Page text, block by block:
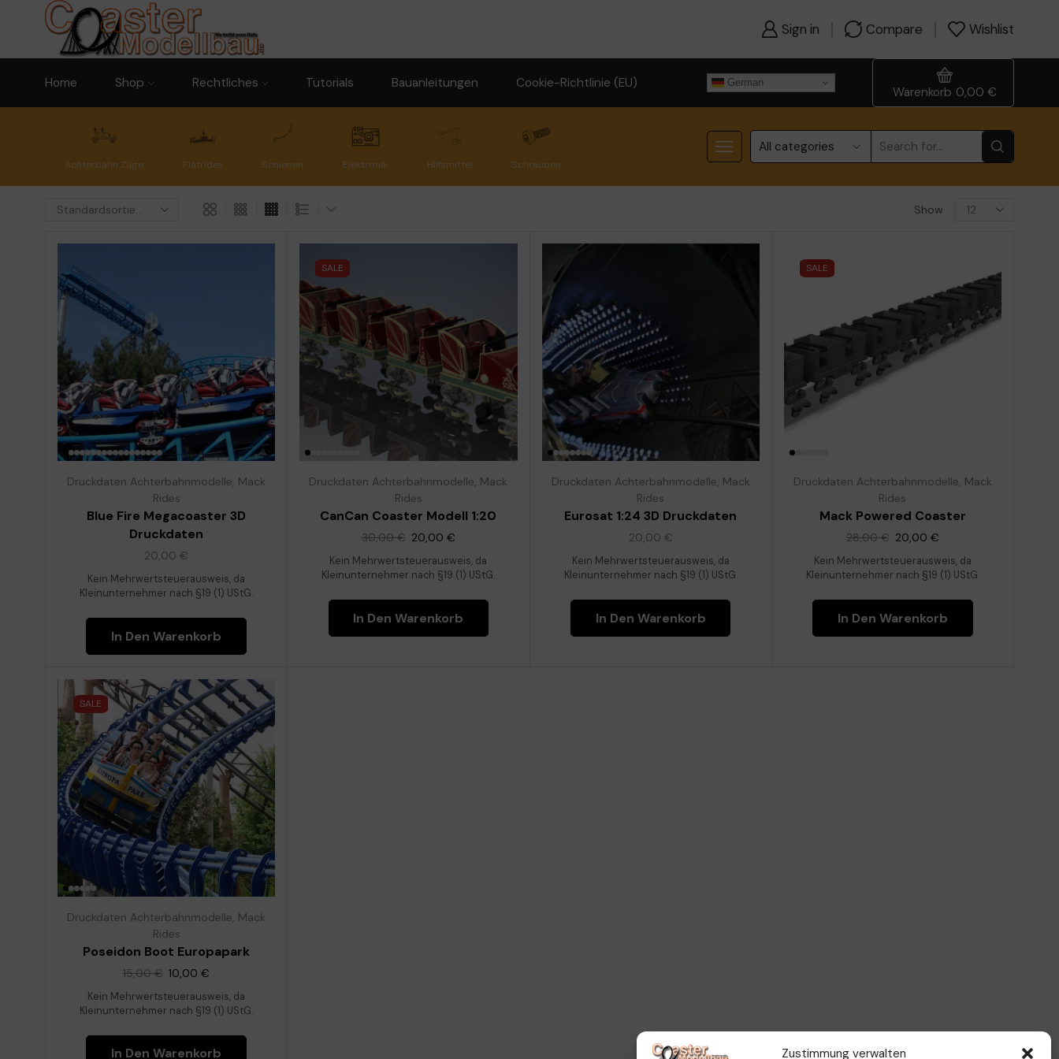
Zustimmung verwalten
Sign in Compare Wishlist
Home Shop Rechtliches Tutorials Bauanleitungen Cookie-Richtlinie (EU) German
Warenkorb 0,00€
Achterbahn Züge Flatrides Schienen Elektronik Hilfsmittel Schrauben
Show
Druckdaten Achterbahnmodelle, Mack
Rides
Blue Fire Megacoaster 3D
Druckdaten
20,00 €
Kein Mehrwertsteuerausweis, da
Kleinunternehmer nach §19 (1) UStG.
In Den Warenkorb
SALE
Druckdaten Achterbahnmodelle, Mack
Rides
CanCan Coaster Modell 1:20
30,00€ 20,00 €
Kein Mehrwertsteuerausweis, da
Kleinunternehmer nach §19 (1) UStG.
In Den Warenkorb
Druckdaten Achterbahnmodelle, Mack
Rides
Eurosat 1:24 3D Druckdaten
20,00 €
Kein Mehrwertsteuerausweis, da
Kleinunternehmer nach §19 (1) UStG.
In Den Warenkorb
SALE
Druckdaten Achterbahnmodelle, Mack
Rides
Mack Powered Coaster
28,00€ 20,00 €
Kein Mehrwertsteuerausweis, da
Kleinunternehmer nach §19 (1) UStG.
In Den Warenkorb
SALE
Druckdaten Achterbahnmodelle, Mack
Rides
Poseidon Boot Europapark
15,00€ 10,00€
Kein Mehrwertsteuerausweis, da
Kleinunternehmer nach §19 (1) UStG.
In Den Warenkorb